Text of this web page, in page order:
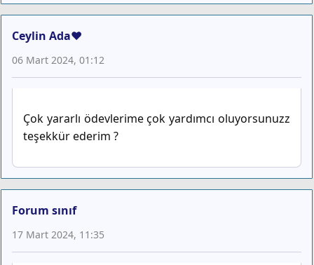
Ceylin Ada❤️
06 Mart 2024, 01:12
Çok yararlı ödevlerime çok yardımcı oluyorsunuzz
teşekkür ederim ?
Forum sınıf
17 Mart 2024, 11:35